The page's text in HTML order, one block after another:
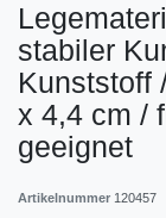
stabiler
Kunststoff
x 4,4 cm /
geeignet
Artikelnummer 120457